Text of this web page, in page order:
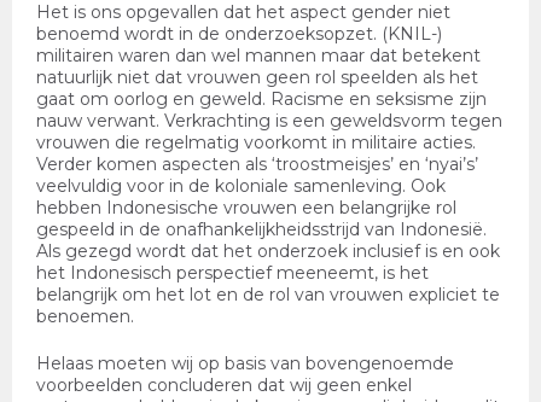
Het is ons opgevallen dat het aspect gender niet
benoemd wordt in de onderzoeksopzet. (KNIL-)
militairen waren dan wel mannen maar dat betekent
natuurlijk niet dat vrouwen geen rol speelden als het
gaat om oorlog en geweld. Racisme en seksisme zijn
nauw verwant. Verkrachting is een geweldsvorm tegen
vrouwen die regelmatig voorkomt in militaire acties.
Verder komen aspecten als ‘troostmeisjes’ en ‘nyai’s’
veelvuldig voor in de koloniale samenleving. Ook
hebben Indonesische vrouwen een belangrijke rol
gespeeld in de onafhankelijkheidsstrijd van Indonesië.
Als gezegd wordt dat het onderzoek inclusief is en ook
het Indonesisch perspectief meeneemt, is het
belangrijk om het lot en de rol van vrouwen expliciet te
benoemen.
Helaas moeten wij op basis van bovengenoemde
voorbeelden concluderen dat wij geen enkel